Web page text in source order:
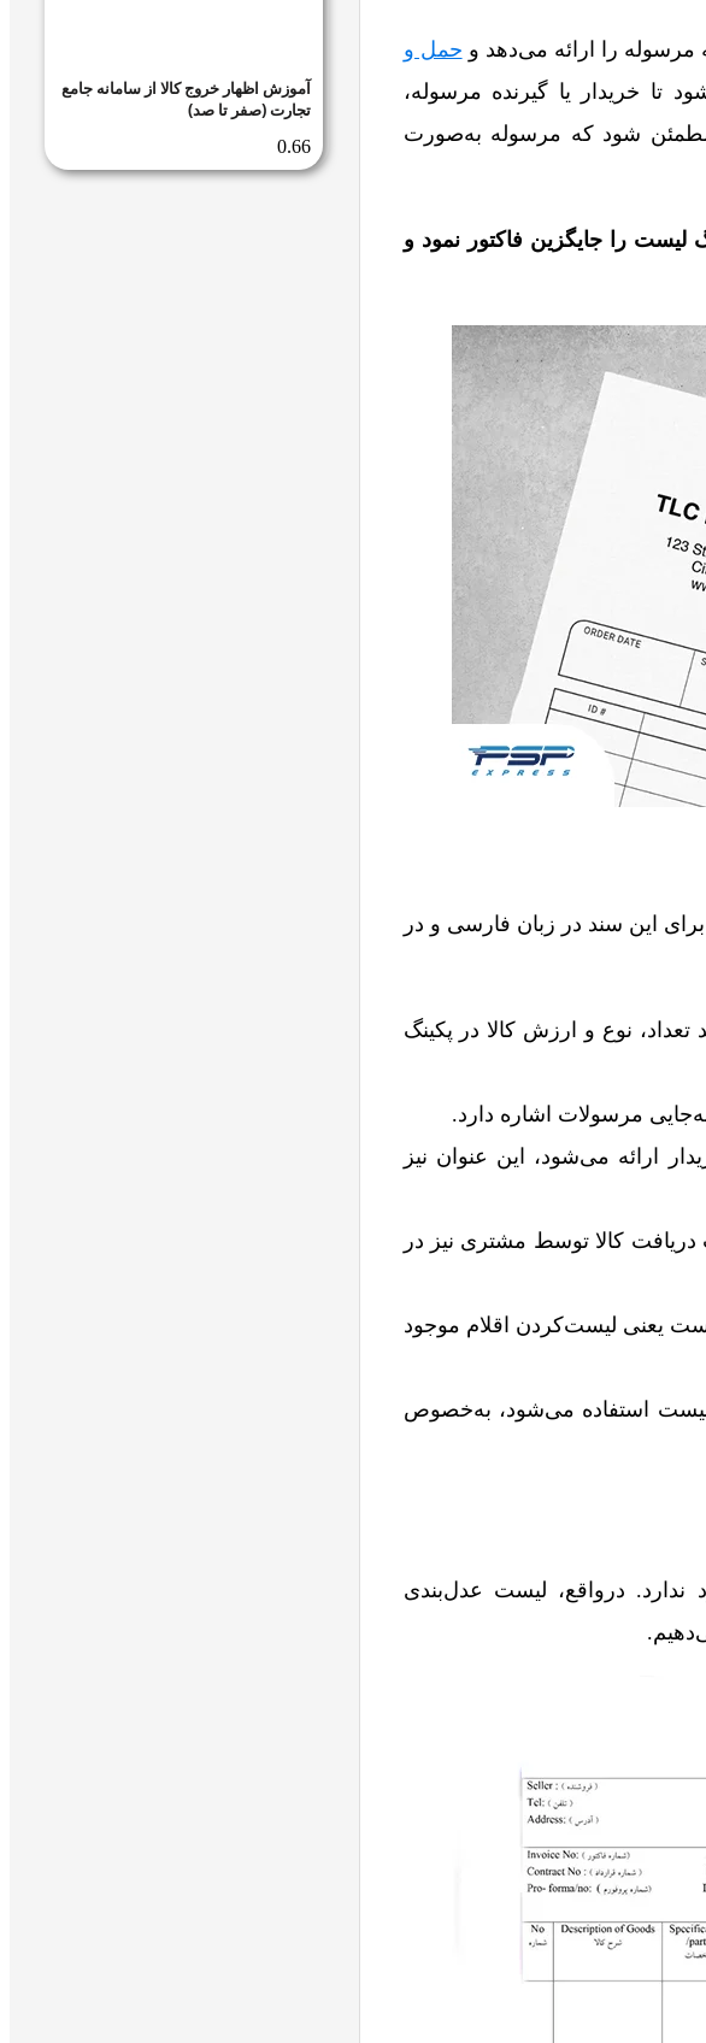
را ارائه می‌دهد و حمل و
تا خریدار یا گیرنده مرسوله،
مطمئن شود که مرسوله به‌صورت
لیست را جایگزین فاکتور نمود و
این سند در زبان فارسی و در
تعداد، نوع و ارزش کالا در پکینگ
مرسولات اشاره دارد.
ارائه می‌شود، این عنوان نیز
کالا توسط مشتری نیز در
یعنی لیست‌کردن اقلام موجود
لیست استفاده می‌شود، به‌خصوص
درواقع، لیست عدل‌بندی
آموزش اظهار خروج کالا از سامانه جامع
تجارت (صفر تا صد)